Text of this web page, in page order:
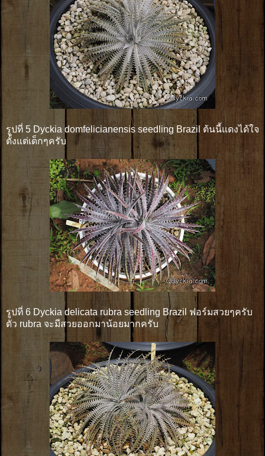
รูปที่ 5 Dyckia domfelicianensis seedling Brazil ต้นนี้แดงได้ใจ
ตั้งแต่เด็กๆครับ
รูปที่ 6 Dyckia delicata rubra seedling Brazil ฟอร์มสวยๆครับ
ตัว rubra จะมีสวยออกมาน้อยมากครับ